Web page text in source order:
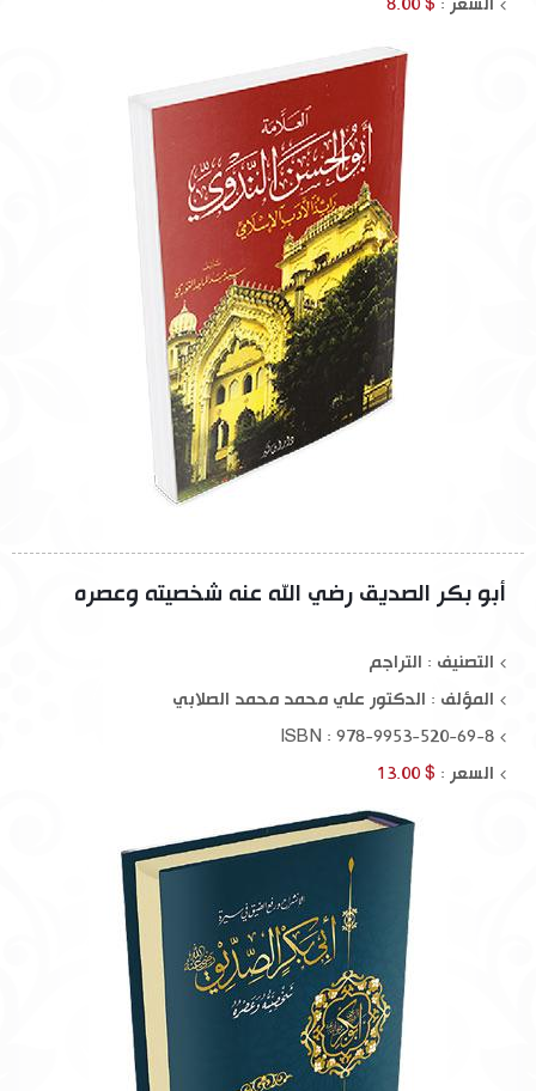
السعر : $ 8.00
أبو بكر الصديق رضي الله عنه شخصيته وعصره
التصنيف : التراجم
المؤلف : الدكتور علي محمد محمد الصلابي
ISBN : 978-9953-520-69-8
السعر : $ 13.00